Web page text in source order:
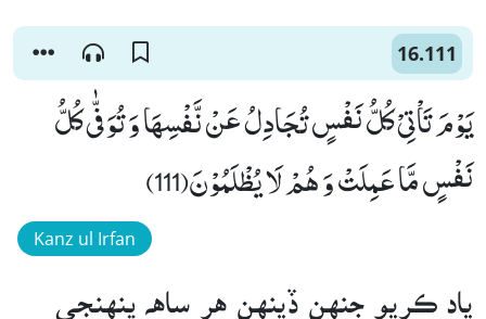
16.111
یَوْمَ تَاْتِیْ كُلُّ نَفْسٍ تُجَادِلُ عَنْ نَّفْسِهَا وَ تُوَفّٰى كُلُّ
نَفْسٍ مَّا عَمِلَتْ وَ هُمْ لَا یُظْلَمُوْنَ(111)
Kanz ul Irfan
ياد ڪريو جنهن ڏينهن هر ساهه پنهنجي